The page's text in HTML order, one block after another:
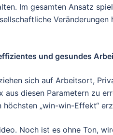
Im gesamten Ansatz
und gesundes
sich auf Arbeitsort,
diesen Parametern zu
„win-win-Effekt“
Noch ist es ohne Ton,